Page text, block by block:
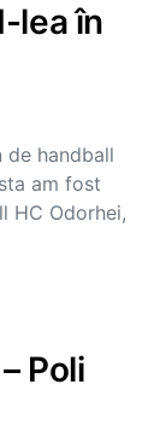
lea în
de handball
am fost
HC Odorhei,
Poli